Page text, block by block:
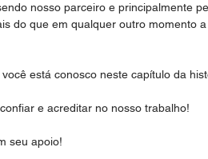
nosso parceiro e principalmente
do que em qualquer outro momento
está conosco neste capítulo da
e acreditar no nosso trabalho!
seu apoio!